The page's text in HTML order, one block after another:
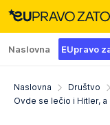
Naslovna EUpravo
Naslovna Društvo
Ovde se lečio i Hitler,